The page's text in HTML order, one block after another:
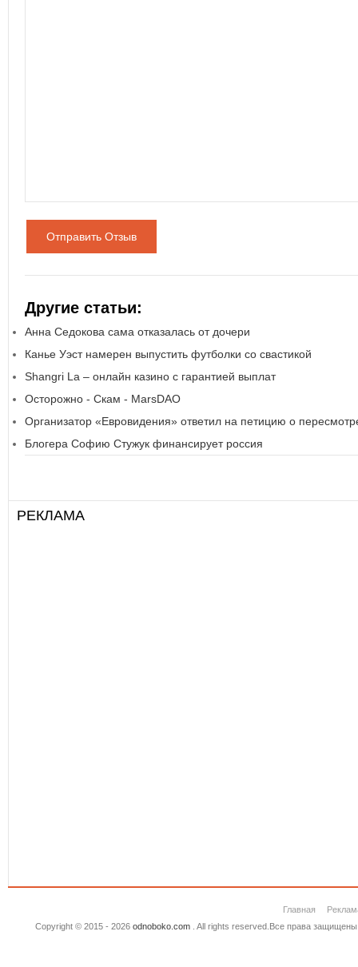
Отправить Отзыв
Другие статьи:
Анна Седокова сама отказалась от дочери
Канье Уэст намерен выпустить футболки со свастикой
Shangri La – онлайн казино с гарантией выплат
Осторожно - Скам - MarsDAO
Организатор «Евровидения» ответил на петицию о
Блогера Софию Стужук финансирует россия
РЕКЛАМА
Главная
Copyright © 2015 - 2026 odnoboko.com. All rights reserved.Все права защищены.